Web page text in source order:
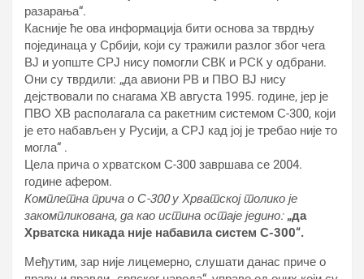
разарања“.
Касније ће ова информација бити основа за тврдњу
појединаца у Србији, који су тражили разлог због чега
ВЈ и уопште СРЈ нису помогли СВК и РСК у одбрани.
Они су тврдили: „да авиони РВ и ПВО ВЈ нису
дејствовали по снагама ХВ августа 1995. године, јер је
ПВО ХВ располагала са ракетним системом С-300, који
је ето набављен у Русији, а СРЈ кад јој је требао није то
могла“ .
Цела прича о хрватском С-300 завршава се 2004.
године афером.
Комплетна прича о С-300 у Хрватској толико је
закомпликована, да као истина остаје једино:„да
Хрватска никада није набавила систем С-300“.
Међутим, зар није лицемерно, слушати данас приче о